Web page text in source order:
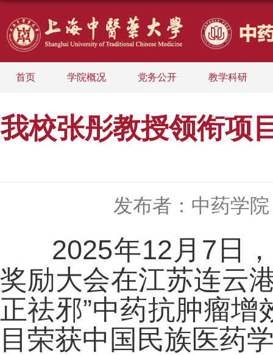
首页 学院概况 党务公开 教学科研
我校张彤教授领衔项
发布者：中药学院
2025年12月7日，
奖励大会在江苏连云
正祛邪”中药抗肿瘤
目荣获中国民族医药